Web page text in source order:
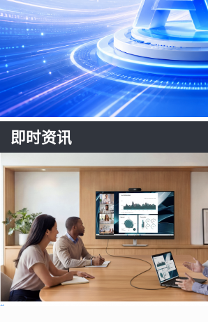
即时资讯